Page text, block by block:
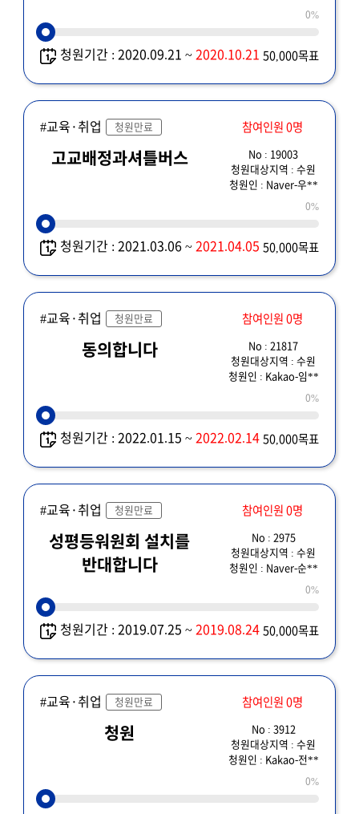
자체투자심사심와 관한
내용으로써, 필히
경기도교육청에서 답변
바람 (하위기관으로
이관 금지)
0%
청원기간 : 2020.09.21 ~2020.10.21 50,000목표
#교육·취업 청원만료 참여인원 0명
고교배정과셔틀버스
No : 19003
청원대상지역 : 수원
청원인 : Naver-우**
0%
청원기간 : 2021.03.06 ~2021.04.05 50,000목표
#교육·취업 청원만료 참여인원 0명
동의합니다
No : 21817
청원대상지역 : 수원
청원인 : Kakao-임**
0%
청원기간 : 2022.01.15 ~2022.02.14 50,000목표
#교육·취업 청원만료 참여인원 0명
성평등워원회 설치를
반대합니다
No : 2975
청원대상지역 : 수원
청원인 : Naver-순**
0%
청원기간 : 2019.07.25 ~2019.08.24 50,000목표
#교육·취업 청원만료 참여인원 0명
청원
No : 3912
청원대상지역 : 수원
청원인 : Kakao-전**
0%